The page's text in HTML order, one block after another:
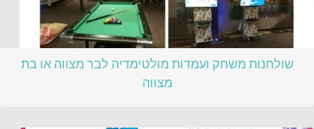
שולחנות משחק ועמדות מולטימדיה לבר מצווה או בת
מצווה